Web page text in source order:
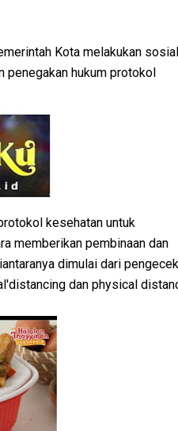
Kota melakukan
penegakan hukum protokol
kesehatan untuk
memberikan pembinaan dan
dimulai dari
dan physical